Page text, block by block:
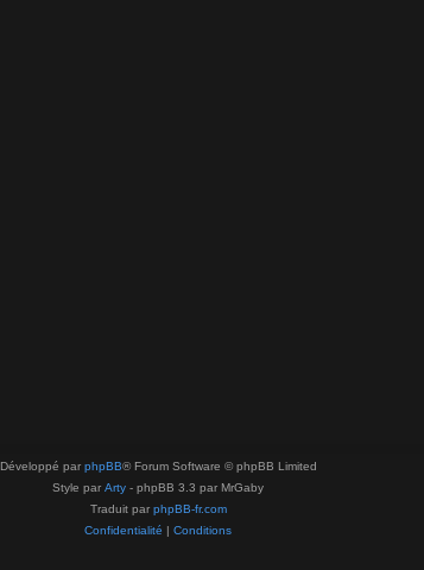
Développé par phpBB® Forum Software © phpBB Limited
Style par Arty - phpBB 3.3 par MrGaby
Traduit par phpBB-fr.com
Confidentialité | Conditions